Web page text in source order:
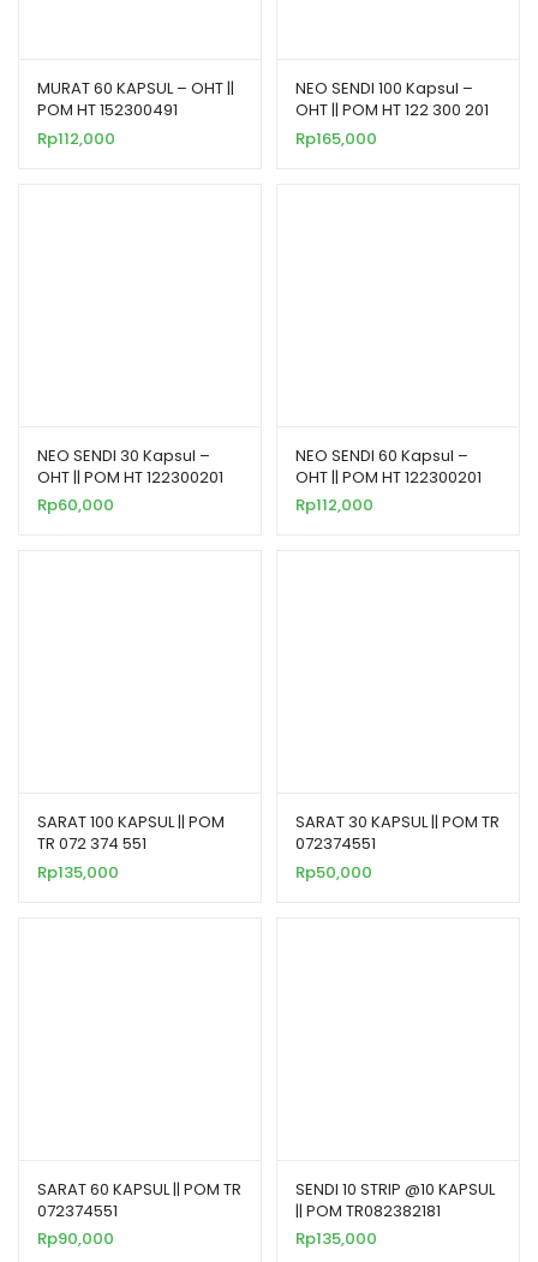
MURAT 60 KAPSUL – OHT ||
POM HT 152300491
Rp112,000
NEO SENDI 100 Kapsul –
OHT || POM HT 122 300 201
Rp165,000
NEO SENDI 30 Kapsul –
OHT || POM HT 122300201
Rp60,000
NEO SENDI 60 Kapsul –
OHT || POM HT 122300201
Rp112,000
SARAT 100 KAPSUL || POM
TR 072 374 551
Rp135,000
SARAT 30 KAPSUL || POM TR
072374551
Rp50,000
SARAT 60 KAPSUL || POM TR
072374551
Rp90,000
SENDI 10 STRIP @10 KAPSUL
|| POM TR082382181
Rp135,000